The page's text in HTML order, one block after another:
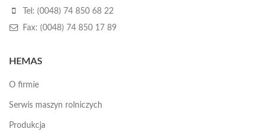
Tel: (0048) 74 850 68 22
Fax: (0048) 74 850 17 89
HEMAS
O firmie
Serwis maszyn rolniczych
Produkcja